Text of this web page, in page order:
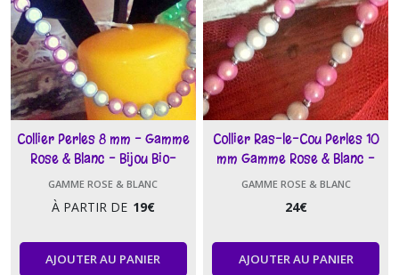
Collier Perles 8 mm - Gamme
Rose & Blanc - Bijou Bio-
Quantique
GAMME ROSE & BLANC
À PARTIR DE 19€
AJOUTER AU PANIER
Collier Ras-le-Cou Perles 10
mm Gamme Rose & Blanc -
Bijou Bio-Quantique
GAMME ROSE & BLANC
24€
AJOUTER AU PANIER
Gamme
Réglisse
(3)
Gamme
Bébés
Enfants
(11)
Gamme